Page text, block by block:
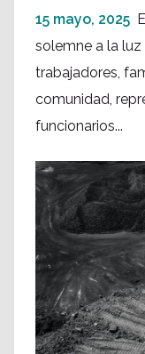
15 mayo, 2025
solemne a la
trabajadores,
comunidad,
funcionarios...